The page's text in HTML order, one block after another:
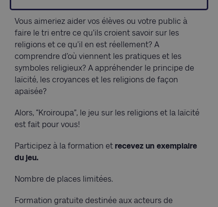
Vous aimeriez aider vos élèves ou votre public à
faire le tri entre ce qu’ils croient savoir sur les
religions et ce qu’il en est réellement? A
comprendre d’où viennent les pratiques et les
symboles religieux? A appréhender le principe de
laïcité, les croyances et les religions de façon
apaisée?
Alors, “Kroiroupa”, le jeu sur les religions et la laïcité
est fait pour vous!
Participez à la formation et recevez un exemplaire
du jeu.
Nombre de places limitées.
Formation gratuite destinée aux acteurs de